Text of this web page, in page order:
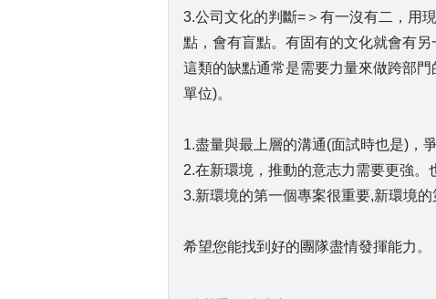
3.公司文化的判斷=＞有一沒有二，用
點，會有盲點。有固有的文化就會有另
這類的缺點通常是需要力量來做跨部
單位)。
1.盡量與最上層的溝通(面試時也是)，爭
2.在新環境，推動的意志力需要更強。
3.新環境的第一個專案很重要,新環境
希望您能找到好的團隊盡情發揮能力。